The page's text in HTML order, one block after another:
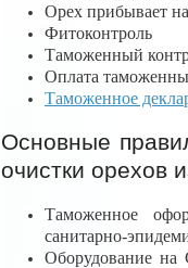
Орех прибывает
Фитоконтроль
Таможенный
Оплата
Таможенное
Основные
очистки орехов
Таможенное
санитарно-
Оборудование на